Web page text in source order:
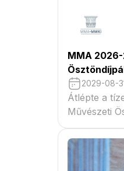
MMA
2029-08-
Átlépte a
Művészeti
a